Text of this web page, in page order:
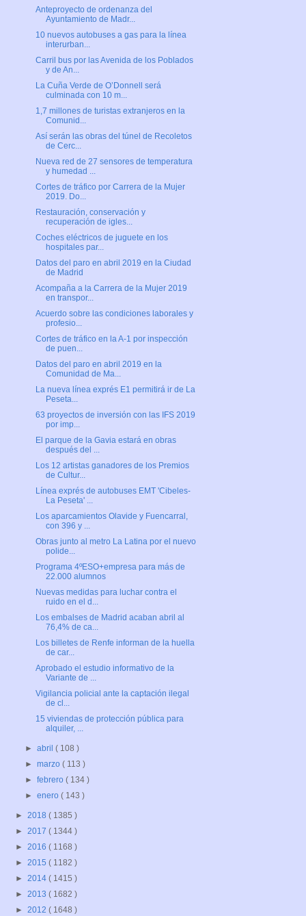
Anteproyecto de ordenanza del
Ayuntamiento de Madr...
10 nuevos autobuses a gas para la línea
interurban...
Carril bus por las Avenida de los Poblados
y de An...
La Cuña Verde de O’Donnell será
culminada con 10 m...
1,7 millones de turistas extranjeros en la
Comunid...
Así serán las obras del túnel de Recoletos
de Cerc...
Nueva red de 27 sensores de temperatura
y humedad ...
Cortes de tráfico por Carrera de la Mujer
2019. Do...
Restauración, conservación y
recuperación de igles...
Coches eléctricos de juguete en los
hospitales par...
Datos del paro en abril 2019 en la Ciudad
de Madrid
Acompaña a la Carrera de la Mujer 2019
en transpor...
Acuerdo sobre las condiciones laborales y
profesio...
Cortes de tráfico en la A-1 por inspección
de puen...
Datos del paro en abril 2019 en la
Comunidad de Ma...
La nueva línea exprés E1 permitirá ir de La
Peseta...
63 proyectos de inversión con las IFS 2019
por imp...
El parque de la Gavia estará en obras
después del ...
Los 12 artistas ganadores de los Premios
de Cultur...
Línea exprés de autobuses EMT 'Cibeles-
La Peseta' ...
Los aparcamientos Olavide y Fuencarral,
con 396 y ...
Obras junto al metro La Latina por el nuevo
polide...
Programa 4ºESO+empresa para más de
22.000 alumnos
Nuevas medidas para luchar contra el
ruido en el d...
Los embalses de Madrid acaban abril al
76,4% de ca...
Los billetes de Renfe informan de la huella
de car...
Aprobado el estudio informativo de la
Variante de ...
Vigilancia policial ante la captación ilegal
de cl...
15 viviendas de protección pública para
alquiler, ...
►abril( 108 )
►marzo( 113 )
►febrero( 134 )
►enero( 143 )
► 2018 ( 1385 )
► 2017 ( 1344 )
► 2016 ( 1168 )
► 2015 ( 1182 )
► 2014 ( 1415 )
► 2013 ( 1682 )
► 2012 ( 1648 )